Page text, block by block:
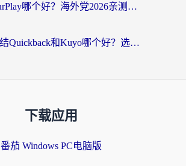
斧牛和OurPlay哪个好？海外党2026亲测：选对加速器，国内资源秒加载
海外党纠结Quickback和Kuyo哪个好？选对回国加速器才能无缝刷国内资源
下载应用
番茄 Windows PC电脑版